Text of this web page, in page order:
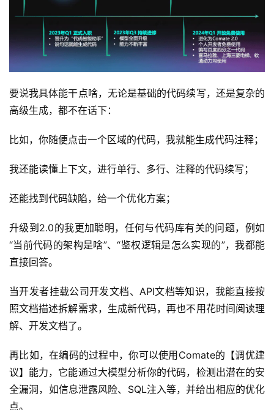
要说我具体能干点啥，无论是基础的代码续写，还是复杂的
高级生成，都不在话下：
比如，你随便点击一个区域的代码，我就能生成代码注释；
我还能读懂上下文，进行单行、多行、注释的代码续写；
还能找到代码缺陷，给一个优化方案；
升级到2.0的我更加聪明，任何与代码库有关的问题，例如
“当前代码的架构是啥”、“鉴权逻辑是怎么实现的”，我都能
直接回答。
当开发者挂载公司开发文档、API文档等知识，我能直接按
照文档描述拆解需求，生成新代码，再也不用花时间阅读理
解、开发文档了。
再比如，在编码的过程中，你可以使用Comate的【调优建
议】能力，它能通过大模型分析你的代码，检测出潜在的安
全漏洞，如信息泄露风险、SQL注入等，并给出相应的优化
点。